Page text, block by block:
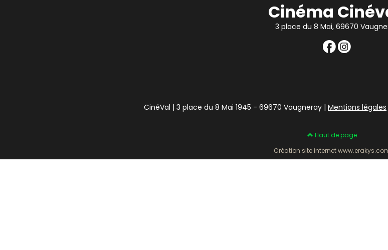
Cinéma
3 place du 8 Mai, 69670
CinéVal | 3 place du 8 Mai 1945 - 69670 Vaugneray | Mentions légales
Haut de page
Création site internet